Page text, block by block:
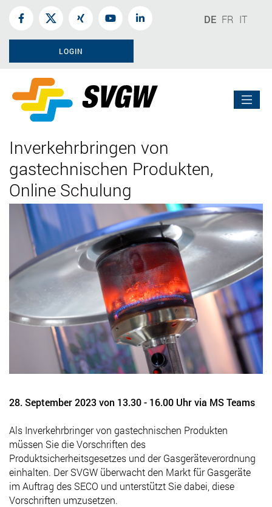
DE FR IT
LOGIN
Inverkehrbringen von
gastechnischen Produkten,
Online Schulung
28. September 2023 von 13.30 - 16.00 Uhr via MS Teams
Als Inverkehrbringer von gastechnischen Produkten
müssen Sie die Vorschriften des
Produktsicherheitsgesetzes und der Gasgeräteverordnung
einhalten. Der SVGW überwacht den Markt für Gasgeräte
im Auftrag des SECO und unterstützt Sie dabei, diese
Vorschriften umzusetzen.